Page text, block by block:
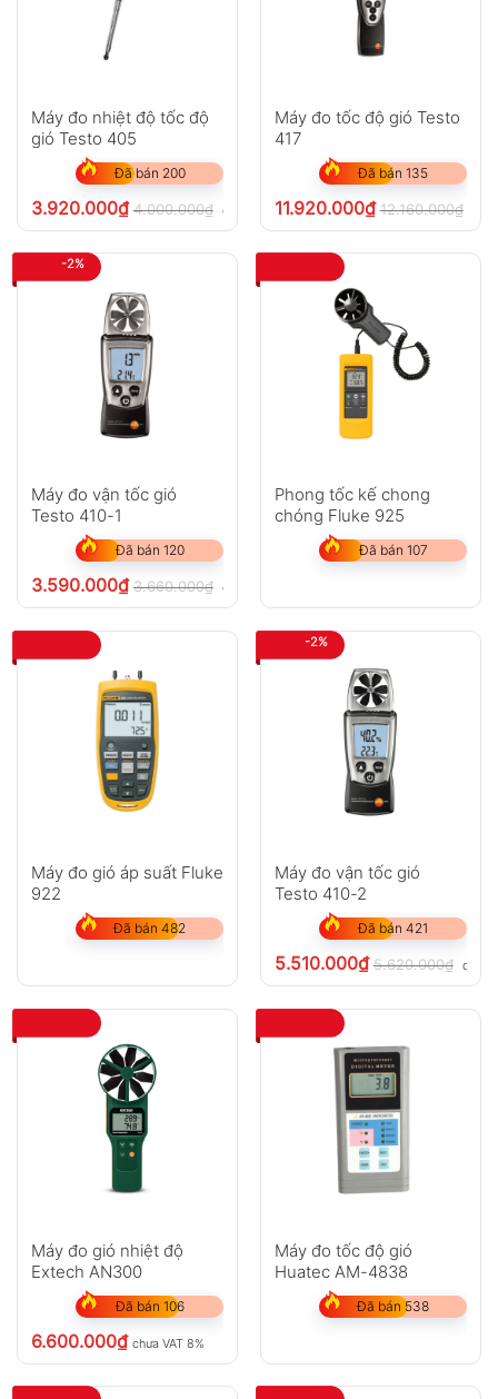
Máy đo nhiệt độ tốc độ
gió Testo 405
Đã bán 200
3.920.000₫ 4.000.000₫ chưa VAT 8%
Máy đo tốc độ gió Testo
417
Đã bán 135
11.920.000₫ 12.160.000₫
-2%
Máy đo vận tốc gió
Testo 410-1
Đã bán 120
3.590.000₫ 3.660.000₫ chưa VAT 8%
Phong tốc kế chong
chóng Fluke 925
Đã bán 107
Máy đo gió áp suất Fluke
922
Đã bán 482
-2%
Máy đo vận tốc gió
Testo 410-2
Đã bán 421
5.510.000₫ 5.620.000₫ chưa
Máy đo gió nhiệt độ
Extech AN300
Đã bán 106
6.600.000₫ chưa VAT 8%
Máy đo tốc độ gió
Huatec AM-4838
Đã bán 538